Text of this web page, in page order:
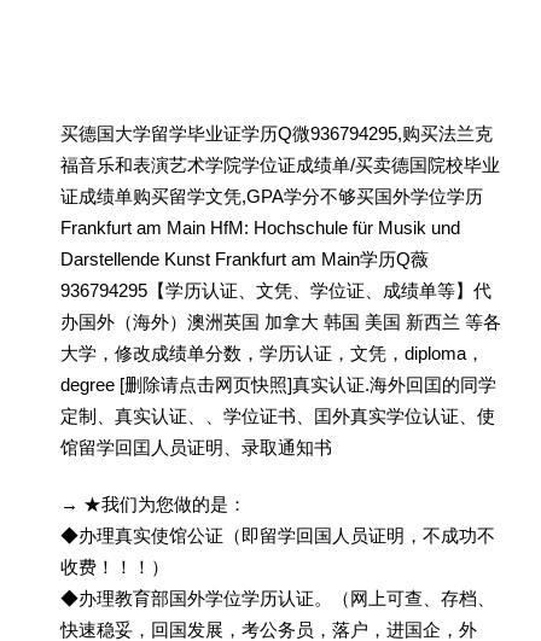
买德国大学留学毕业证学历Q微936794295,购买法兰克
福音乐和表演艺术学院学位证成绩单/买卖德国院校毕业
证成绩单购买留学文凭,GPA学分不够买国外学位学历
Frankfurt am Main HfM: Hochschule für Musik und
Darstellende Kunst Frankfurt am Main学历Q薇
936794295【学历认证、文凭、学位证、成绩单等】代
办国外（海外）澳洲英国 加拿大 韩国 美国 新西兰 等各
大学，修改成绩单分数，学历认证，文凭，diploma，
degree [删除请点击网页快照]真实认证.海外回囯的同学
定制、真实认证、、学位证书、囯外真实学位认证、使
馆留学回囯人员证明、录取通知书
→ ★我们为您做的是：
◆办理真实使馆公证（即留学回国人员证明，不成功不
收费！！！）
◆办理教育部国外学位学历认证。（网上可查、存档、
快速稳妥，回国发展，考公务员，落户，进国企，外